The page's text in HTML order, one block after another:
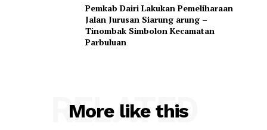
Pemkab Dairi Lakukan Pemeliharaan
Jalan Jurusan Siarung arung –
Tinombak Simbolon Kecamatan
Parbuluan
More like this
RELATED